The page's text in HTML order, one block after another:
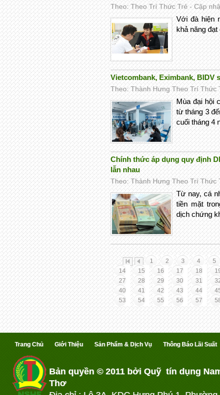
Theo: Theo Trí Thức Trẻ - Cập
Với đà hiện
khả năng
Vietcombank, Eximbank, BIDV
Theo: Thành Hưng Theo Trí Thức
Mùa đại hội
từ tháng 3
cuối tháng 4
Chính thức áp dụng quy định
lẫn nhau
Theo: Thành Hưng Theo Trí Thức
Từ nay, cá
tiền mặt
dịch chứng
1 2 3 4
5
14
15 16 17 18
27
28 29 30 31
40
41 42 43 44
53
54 55 56 57
Trang Chủ Giới Thiệu Sản Phẩm & Dịch Vụ Thông Báo Lãi Suất
Bản quyền © 2011 bởi Quỹ tín dụng
Thơ